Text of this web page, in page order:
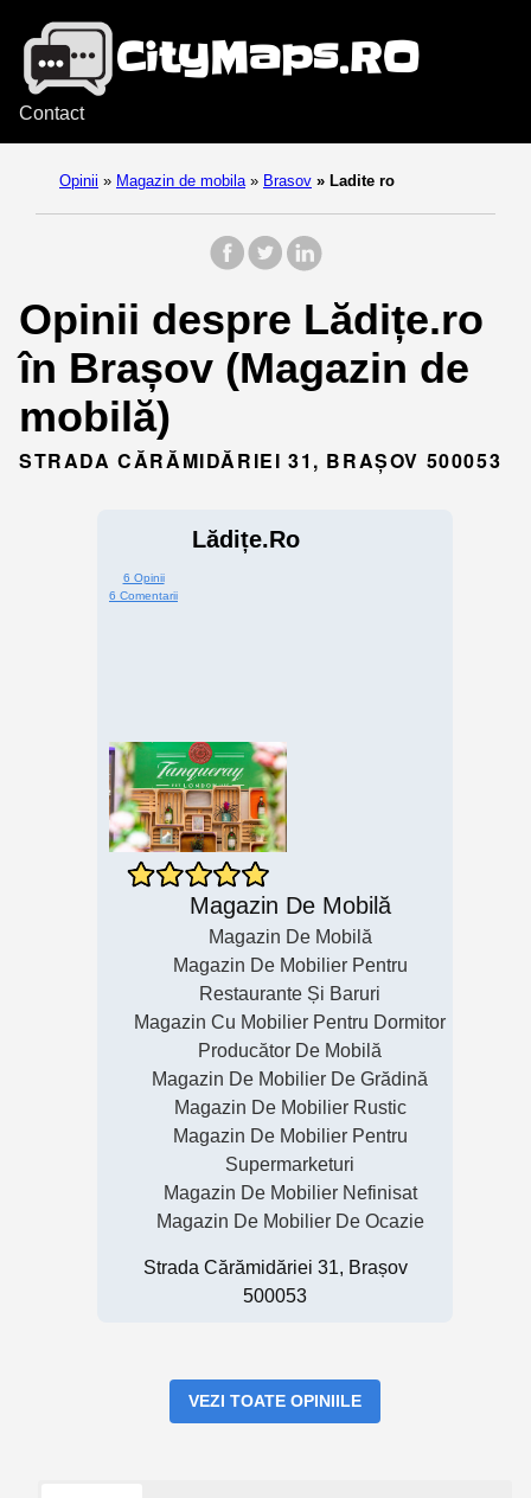
Contact
Opinii » Magazin de mobila » Brasov » Ladite ro
Opinii despre Lădițe.ro
în Brașov (Magazin de
mobilă)
STRADA CĂRĂMIDĂRIEI 31, BRAȘOV 500053
Lădițe.ro
6 Opinii
6 Comentarii
Magazin De Mobilă
Magazin De Mobilă
Magazin De Mobilier Pentru
Restaurante Și Baruri
Magazin Cu Mobilier Pentru Dormitor
Producător De Mobilă
Magazin De Mobilier De Grădină
Magazin De Mobilier Rustic
Magazin De Mobilier Pentru
Supermarketuri
Magazin De Mobilier Nefinisat
Magazin De Mobilier De Ocazie
Strada Cărămidăriei 31, Brașov
500053
VEZI TOATE OPINIILE